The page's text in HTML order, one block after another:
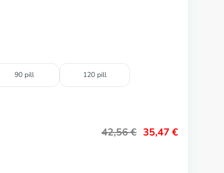
90 pill 120 pill
42,56€ 35,47 €